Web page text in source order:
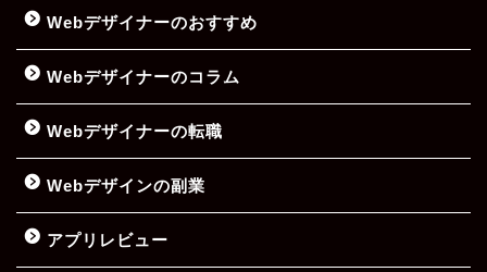
Webデザイナーのおすすめ
Webデザイナーのコラム
Webデザイナーの転職
Webデザインの副業
アプリレビュー